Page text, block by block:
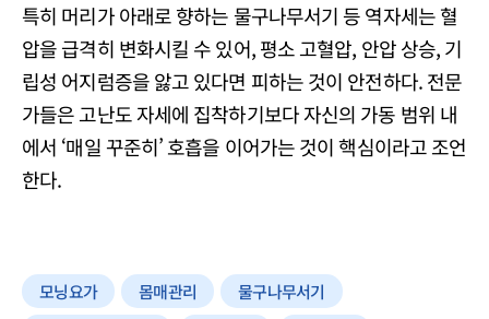
특히 머리가 아래로 향하는 물구나무서기 등 역자세는 혈
압을 급격히 변화시킬 수 있어, 평소 고혈압, 안압 상승, 기
립성 어지럼증을 앓고 있다면 피하는 것이 안전하다. 전문
가들은 고난도 자세에 집착하기보다 자신의 가동 범위 내
에서 ‘매일 꾸준히’ 호흡을 이어가는 것이 핵심이라고 조언
한다.
모닝요가 몸매관리
물구나무서기